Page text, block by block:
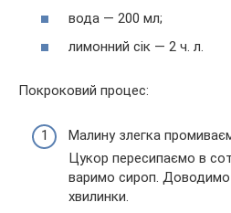
вода — 200 мл;
лимонний сік — 2 ч. л.
Покроковий процес:
Малину злегка
Цукор пересипаємо в
варимо сироп. Доводимо
хвилинки.